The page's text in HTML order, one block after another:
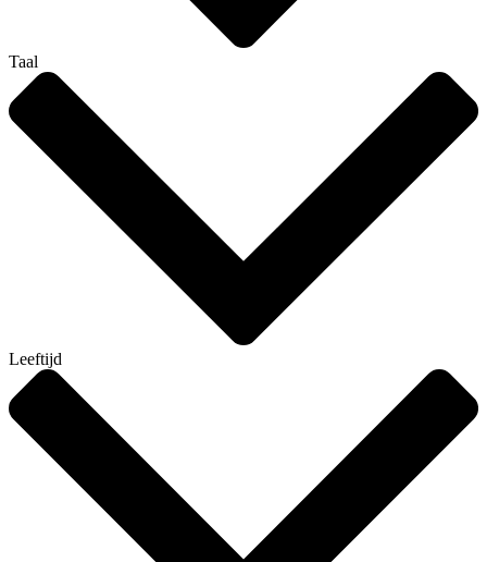
Taal
Leeftijd